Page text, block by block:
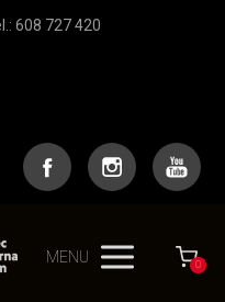
608 727 420
MENU 0